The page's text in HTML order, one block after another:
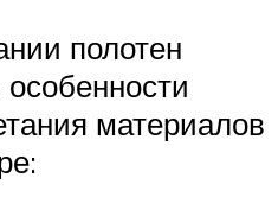
полотен
материалов